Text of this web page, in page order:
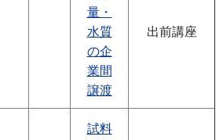
量・
水質
の企
業間
譲渡
出前講座
試料